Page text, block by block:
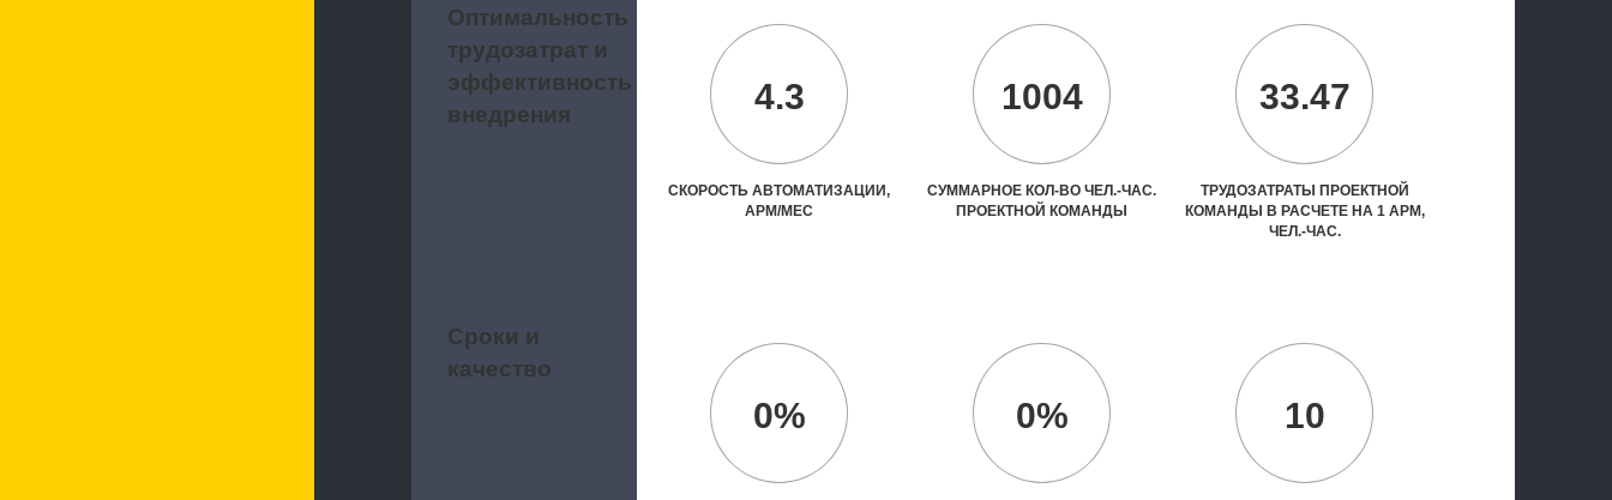
Оптимальность
трудозатрат и
эффективность
внедрения
4.3
СКОРОСТЬ АВТОМАТИЗАЦИИ,
АРМ/МЕС
1004
СУММАРНОЕ КОЛ-ВО ЧЕЛ.-ЧАС.
ПРОЕКТНОЙ КОМАНДЫ
33.47
ТРУДОЗАТРАТЫ ПРОЕКТНОЙ
КОМАНДЫ В РАСЧЕТЕ НА 1 АРМ,
ЧЕЛ.-ЧАС.
Сроки и
качество
0% 0% 10